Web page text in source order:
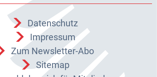
Datenschutz
Impressum
Zum Newsletter-Abo
Sitemap